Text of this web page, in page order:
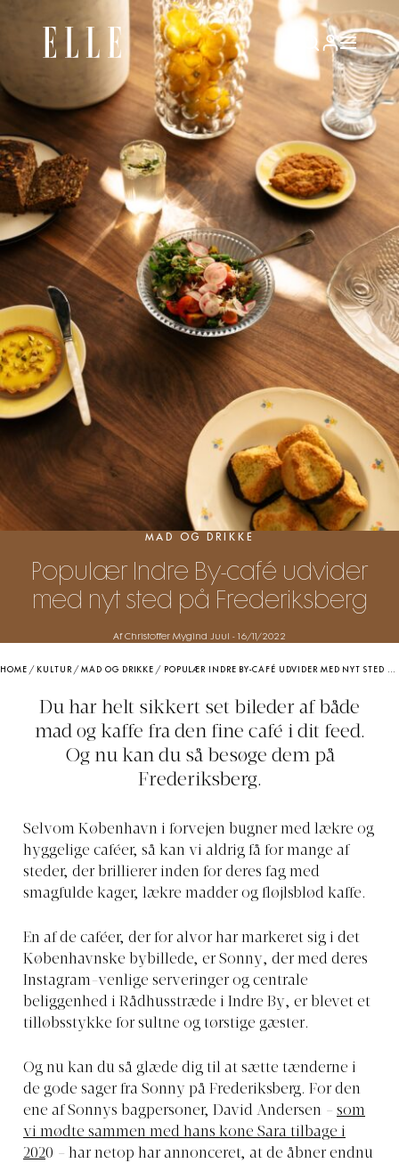
MAD OG DRIKKE
Populær Indre By-café udvider
med nyt sted på Frederiksberg
Af Christoffer Mygind Juul - 16/11/2022
HOME / KULTUR /MAD OG DRIKKE / POPULÆR INDRE BY-CAFÉ UDVIDER MED NYT STED PÅ FREDERIKSBERG
Du har helt sikkert set bileder af både
mad og kaffe fra den fine café i dit feed.
Og nu kan du så besøge dem på
Frederiksberg.
Selvom København i forvejen bugner med lækre og
hyggelige caféer, så kan vi aldrig få for mange af
steder, der brillierer inden for deres fag med
smagfulde kager, lækre madder og fløjlsblød kaffe.
En af de caféer, der for alvor har markeret sig i det
Københavnske bybillede, er Sonny, der med deres
Instagram-venlige serveringer og centrale
beliggenhed i Rådhusstræde i Indre By, er blevet et
tilløbsstykke for sultne og tørstige gæster.
Og nu kan du så glæde dig til at sætte tænderne i
de gode sager fra Sonny på Frederiksberg. For den
ene af Sonnys bagpersoner, David Andersen – som
vi mødte sammen med hans kone Sara tilbage i
2020 – har netop har annonceret, at de åbner endnu